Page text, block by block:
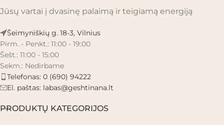
Jūsų vartai į dvasinę palaimą ir teigiamą energiją
Šeimyniškių g. 18-3, Vilnius
Pirm. - Penkt.: 11:00 - 19:00
Šešt.: 11:00 - 15:00
Sekm.: Nedirbame
Telefonas: 0 (690) 94222
El. paštas: labas@geshtinana.lt
PRODUKTŲ KATEGORIJOS